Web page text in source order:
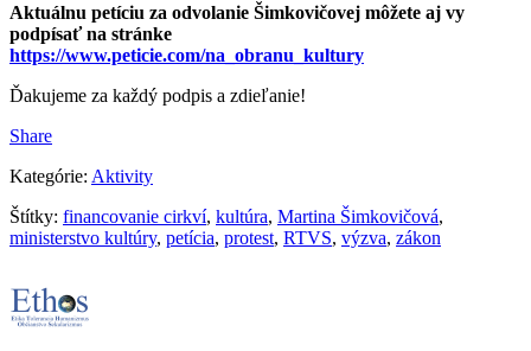
Aktuálnu petíciu za odvolanie Šimkovičovej môžete aj vy
podpísať na stránke
https://www.peticie.com/na_obranu_kultury
Ďakujeme za každý podpis a zdieľanie!
Share
Kategórie: Aktivity
Štítky: financovanie cirkví, kultúra, Martina Šimkovičová,
ministerstvo kultúry, petícia, protest, RTVS, výzva, zákon